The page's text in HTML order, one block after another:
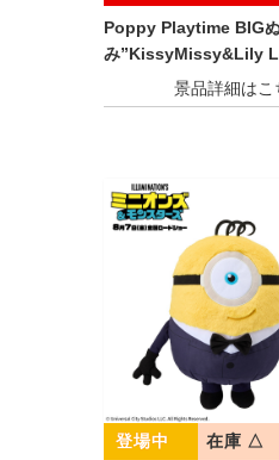
Poppy Playtime BIG
み”KissyMissy&Lily
在庫 △